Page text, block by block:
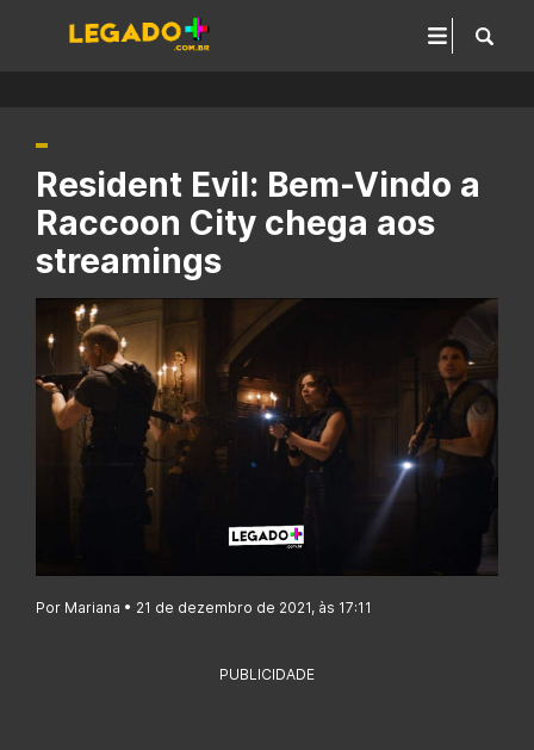
Resident Evil: Bem-Vindo a
Raccoon City chega aos
streamings
Por Mariana • 21 de dezembro de 2021, às 17:11
PUBLICIDADE